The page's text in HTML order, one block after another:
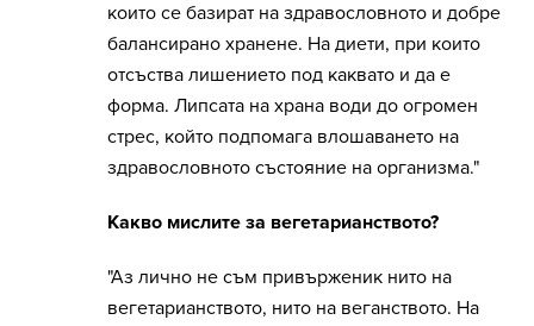
които се базират на здравословното и добре
балансирано хранене. На диети, при които
отсъства лишението под каквато и да е
форма. Липсата на храна води до огромен
стрес, който подпомага влошаването на
здравословното състояние на организма."
Какво мислите за вегетарианството?
"Аз лично не съм привърженик нито на
вегетарианството, нито на веганството. На